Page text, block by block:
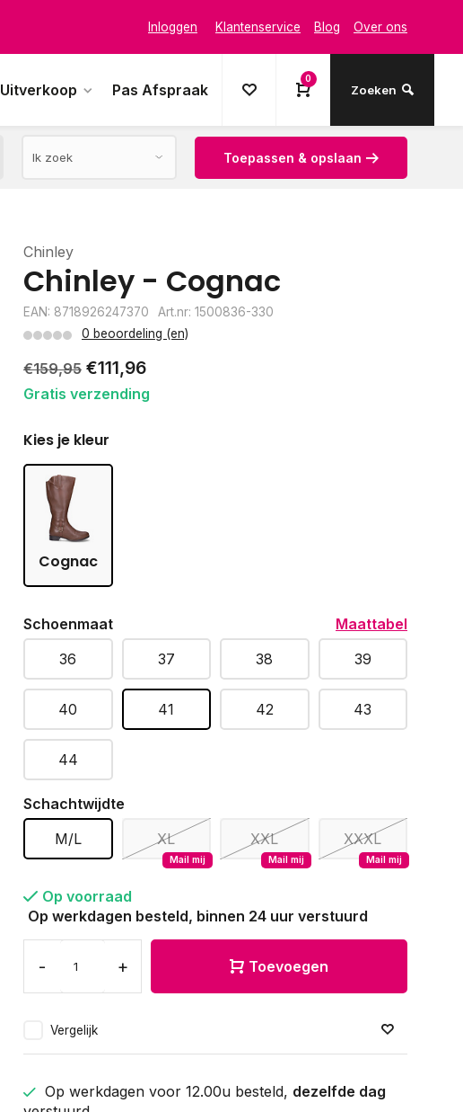
Inloggen Klantenservice Blog Over ons
Uitverkoop Pas Afspraak
0
Zoeken
Toepassen & opslaan
Chinley
Chinley - Cognac
EAN: 8718926247370
Art.nr: 1500836-330
0 beoordeling (en)
€159,95 €111,96
Gratis verzending
Kies je kleur
Cognac
Schoenmaat
Maattabel
36
37 38 39
40 41 42 43
44
Schachtwijdte
M/L
Mail mij
XL
Mail mij
XXL
Mail mij
XXXL
Op voorraad
Op werkdagen besteld, binnen 24 uur verstuurd
- + Toevoegen
Vergelijk
Op werkdagen voor 12.00u besteld, dezelfde dag